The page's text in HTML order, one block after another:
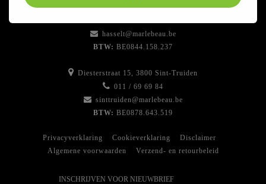
Bampslaan 13, 3500 Hasselt
hasselt@marlebeau.be
BTW: BE0844.158.237
Diesterstraat 15, 3800 Sint-Truiden
011 / 69 69 84
sinttruiden@marlebeau.be
BTW: BE0878.643.519
Privacyverklaring Cookieverklaring
Disclaimer
Algemene voorwaarden
Verzend- en retourbeleid
INSCHRIJVEN VOOR NIEUWBRIEF